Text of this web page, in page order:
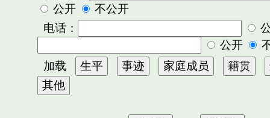
公开
不公开
电话：
公开
加载